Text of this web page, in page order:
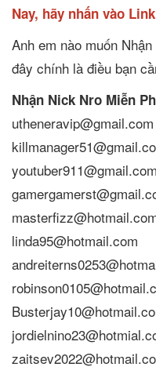
Nay, hãy nhấn vào
Anh em nào muốn
đây chính là điều bạn
Nhận Nick Nro Miễn
utheneravip@gmail.com
youtuber911@gmail.com
linda95@hotmail.com